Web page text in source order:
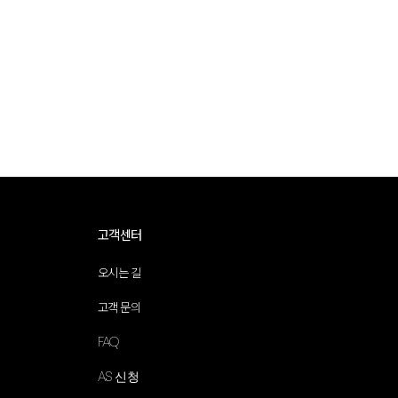
고객센터
오시는 길
고객 문의
FAQ
AS 신청